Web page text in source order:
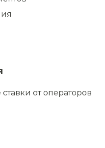
от операторов